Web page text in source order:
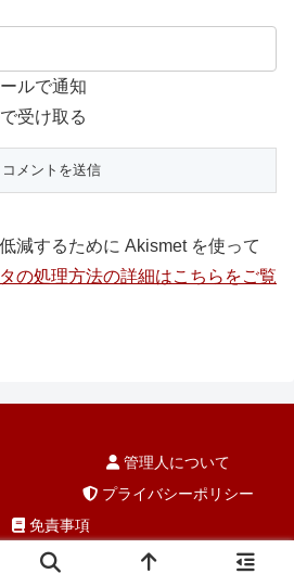
ルで通知
受け取る
減するために Akismet を使って
の処理方法の詳細はこちらをご覧
管理人について
プライバシーポリシー
免責事項
5150tsushima.com.